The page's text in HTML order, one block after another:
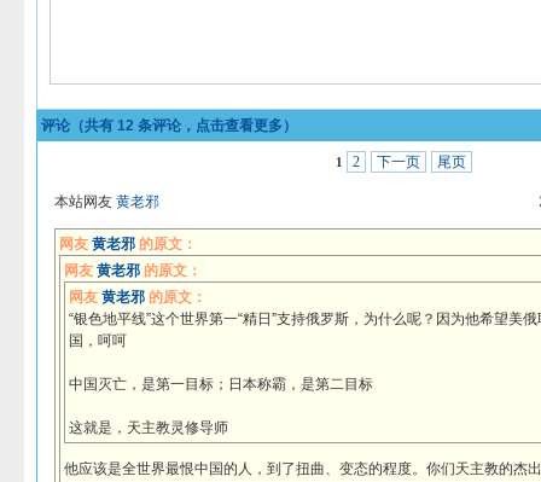
评论（共有 12 条评论，点击查看更多）
1 2 下一页 尾页
本站网友 黄老邪
网友 黄老邪的原文：
网友 黄老邪的原文：
网友 黄老邪的原文：
“银色地平线”这个世界第一“精日”支持俄罗斯，为什么呢？因为他希望美
国，呵呵
中国灭亡，是第一目标；日本称霸，是第二目标
这就是，天主教灵修导师
他应该是全世界最恨中国的人，到了扭曲、变态的程度。你们天主教的杰